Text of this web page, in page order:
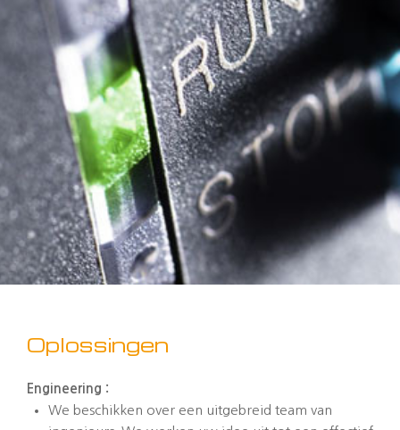
Oplossingen
Engineering :
We beschikken over een uitgebreid team van